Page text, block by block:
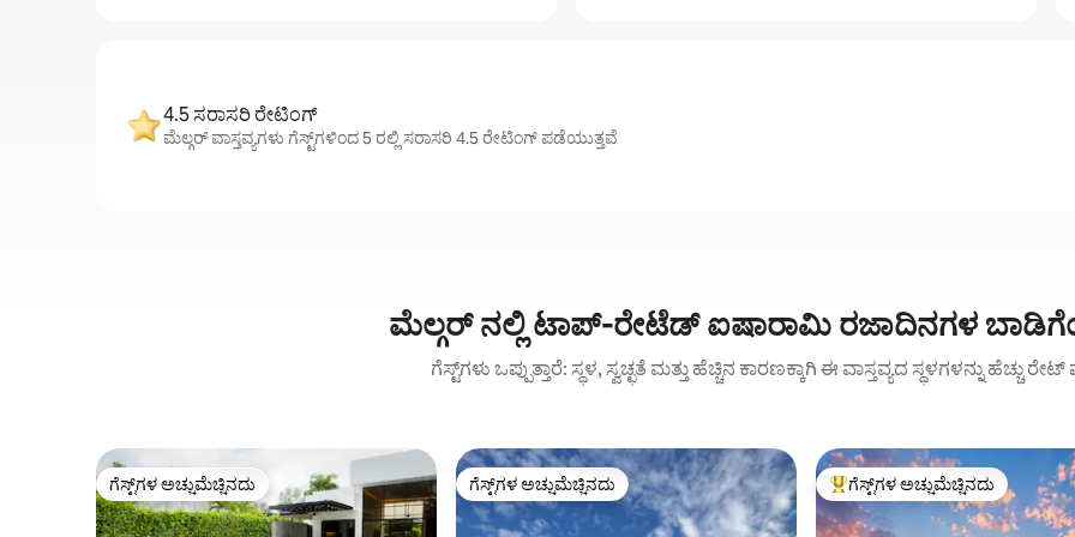
4.5 ಸರಾಸರಿ ರೇಟಿಂಗ್
ಮೆಲ್ಗರ್ ವಾಸ್ತವ್ಯಗಳು ಗೆಸ್ಟ್‌ಗಳಿಂದ 5 ರಲ್ಲಿ ಸರಾಸರಿ 4.5 ರೇಟಿಂಗ್ ಪಡೆಯುತ್ತವೆ
ಮೆಲ್ಗರ್ ನಲ್ಲಿ ಟಾಪ್-ರೇಟೆಡ್ ಐಷಾರಾಮಿ ರಜಾದಿನಗಳ
ಗೆಸ್ಟ್‌ಗಳು ಒಪ್ಪುತ್ತಾರೆ: ಸ್ಥಳ, ಸ್ವಚ್ಛತೆ ಮತ್ತು ಹೆಚ್ಚಿನ ಕಾರಣಕ್ಕಾಗಿ ಈ ವಾಸ್ತವ್ಯದ ಸ್ಥಳಗಳನ್ನು ಹೆಚ್ಚು
ಗೆಸ್ಟ್‌ಗಳ ಅಚ್ಚುಮೆಚ್ಚಿನದು
ಗೆಸ್ಟ್‌ಗಳ ಅಚ್ಚುಮೆಚ್ಚಿನದು ಗೆಸ್ಟ್‌ಗಳ ಅಚ್ಚುಮೆಚ್ಚಿನದು
ಗೆಸ್ಟ್‌ಗಳ ಅಚ್ಚುಮೆಚ್ಚಿನದು ಗೆಸ್ಟ್‌ಗಳಿಗೆ ಅತಿ ಹೆಚ್ಚು ಅಚ್ಚುಮೆಚ್ಚಿನದು
ಗೆಸ್ಟ್‌ಗಳ ಅಚ್ಚುಮೆಚ್ಚಿನದು